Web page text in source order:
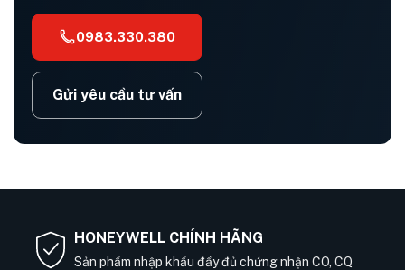
0983.330.380
Gửi yêu cầu tư vấn
HONEYWELL CHÍNH HÃNG
Sản phẩm nhập khẩu đầy đủ chứng nhận CO, CQ